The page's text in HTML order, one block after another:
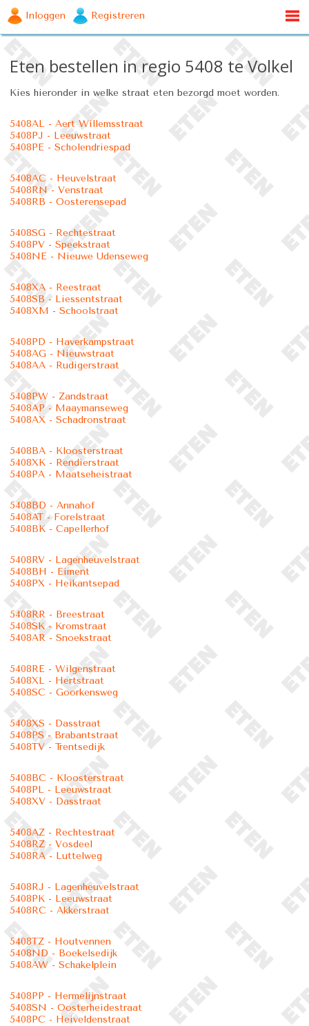
Inloggen Registreren
Eten bestellen in regio 5408 te Volkel
Kies hieronder in welke straat eten bezorgd moet worden.
5408AL - Aert Willemsstraat
5408PJ - Leeuwstraat
5408PE - Scholendriespad
5408AC - Heuvelstraat
5408RN - Venstraat
5408RB - Oosterensepad
5408SG - Rechtestraat
5408PV - Speekstraat
5408NE - Nieuwe Udenseweg
5408XA - Reestraat
5408SB - Liessentstraat
5408XM - Schoolstraat
5408PD - Haverkampstraat
5408AG - Nieuwstraat
5408AA - Rudigerstraat
5408PW - Zandstraat
5408AP - Maaymanseweg
5408AX - Schadronstraat
5408BA - Kloosterstraat
5408XK - Rendierstraat
5408PA - Maatseheistraat
5408BD - Annahof
5408AT - Forelstraat
5408BK - Capellerhof
5408RV - Lagenheuvelstraat
5408BH - Eiment
5408PX - Heikantsepad
5408RR - Breestraat
5408SK - Kromstraat
5408AR - Snoekstraat
5408RE - Wilgenstraat
5408XL - Hertstraat
5408SC - Goorkensweg
5408XS - Dasstraat
5408PS - Brabantstraat
5408TV - Trentsedijk
5408BC - Kloosterstraat
5408PL - Leeuwstraat
5408XV - Dasstraat
5408AZ - Rechtestraat
5408RZ - Vosdeel
5408RA - Luttelweg
5408RJ - Lagenheuvelstraat
5408PK - Leeuwstraat
5408RC - Akkerstraat
5408TZ - Houtvennen
5408ND - Boekelsedijk
5408AW - Schakelplein
5408PP - Hermelijnstraat
5408SN - Oosterheidestraat
5408PC - Heiveldenstraat